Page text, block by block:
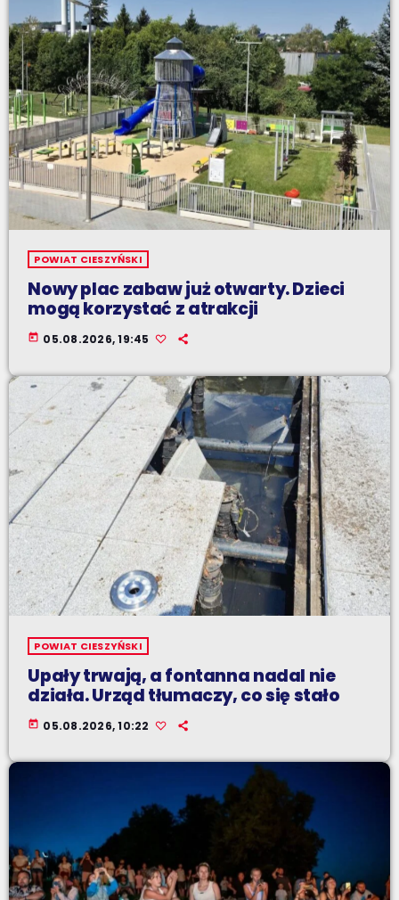
POWIAT CIESZYŃSKI
Nowy plac zabaw już otwarty. Dzieci
mogą korzystać z atrakcji
today 05.08.2026, 19:45
POWIAT CIESZYŃSKI
Upały trwają, a fontanna nadal nie
działa. Urząd tłumaczy, co się stało
today 05.08.2026, 10:22